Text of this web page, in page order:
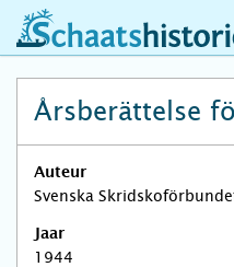
schaatshistorie.nl
Årsberättelse
Auteur
Svenska
Jaar
1944